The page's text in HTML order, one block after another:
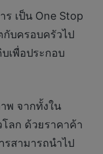
ร เป็น One Stop
กับครอบครัวไป
เพื่อประกอบ
พ จากทั้งใน
ลก ด้วยราคาค้า
รสามารถนำไป